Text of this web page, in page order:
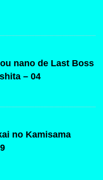
nano de Last Boss
– 04
no Kamisama